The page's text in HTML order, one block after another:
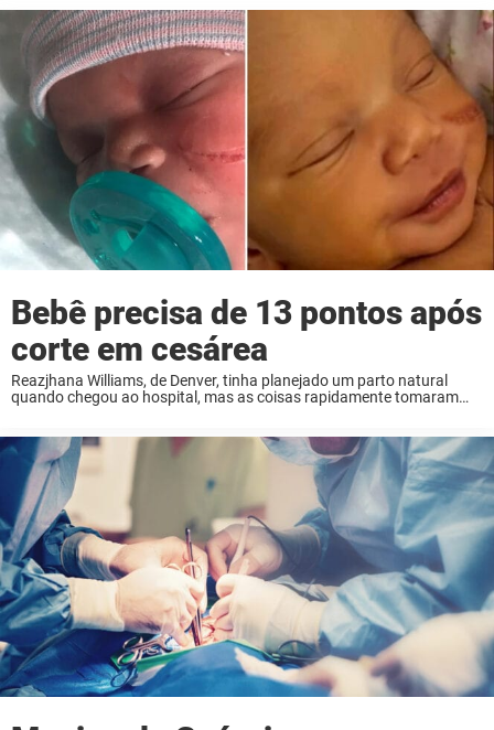
Bebê precisa de 13 pontos após
corte em cesárea
Reazjhana Williams, de Denver, tinha planejado um parto natural
quando chegou ao hospital, mas as coisas rapidamente tomaram